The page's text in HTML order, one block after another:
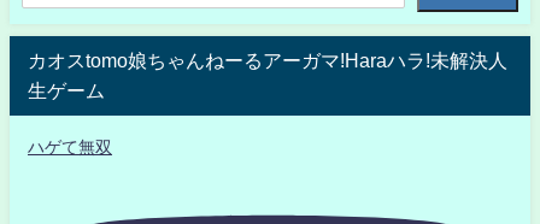
カオスtomo娘ちゃんねーるアーガマ!Haraハラ!未解決人
生ゲーム
ハゲて無双